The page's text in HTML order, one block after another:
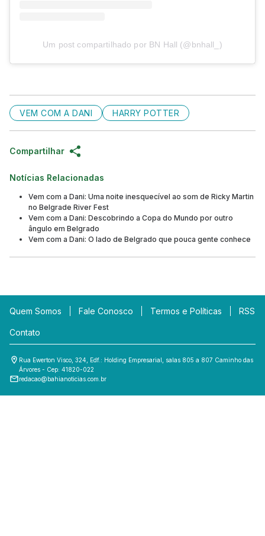
Um post compartilhado por BN Hall (@bnhall_)
VEM COM A DANI HARRY POTTER
Compartilhar
Notícias Relacionadas
Vem com a Dani: Uma noite inesquecível ao som de Ricky Martin
no Belgrade River Fest
Vem com a Dani: Descobrindo a Copa do Mundo por outro
ângulo em Belgrado
Vem com a Dani: O lado de Belgrado que pouca gente conhece
Quem Somos Fale Conosco Termos e Políticas RSS
Contato
Rua Ewerton Visco, 324, Edf.: Holding Empresarial, salas 805 a 807 Caminho das
Árvores - Cep: 41820-022
redacao@bahianoticias.com.br